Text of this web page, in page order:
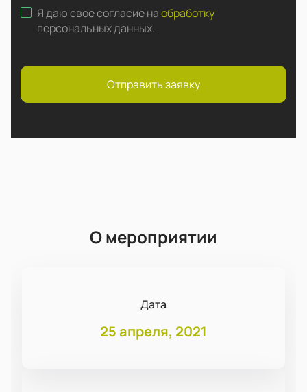
Я даю свое согласие наобработку
персональных данных.
Отправить заявку
О мероприятии
Дата
25 апреля, 2021